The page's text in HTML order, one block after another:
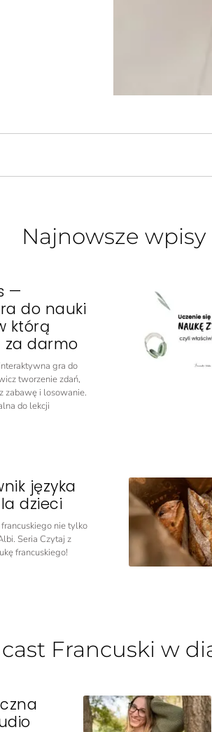
Najnowsze wpisy
—
do nauki
którą
za darmo
gra do
tworzenie zdań,
zabawę i losowanie.
do lekcji
języka
dzieci
nie tylko
Seria Czytaj z
francuskiego!
Francuski w